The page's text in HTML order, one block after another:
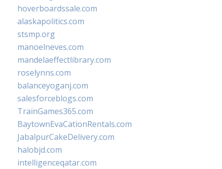
hoverboardssale.com
alaskapolitics.com
stsmp.org
manoelneves.com
mandelaeffectlibrary.com
roselynns.com
balanceyoganj.com
salesforceblogs.com
TrainGames365.com
BaytownEvaCationRentals.com
JabalpurCakeDelivery.com
halobjd.com
intelligenceqatar.com